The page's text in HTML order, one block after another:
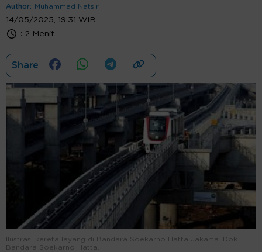
Author: Muhammad Natsir
14/05/2025, 19:31 WIB
: 2 Menit
Share
Ilustrasi kereta layang di Bandara Soekarno Hatta Jakarta. Dok.
Bandara Soekarno Hatta.